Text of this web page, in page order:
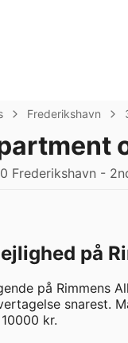
Frederikshavn
Frederikshavn -
på
på Rimmens
snarest.
kr.